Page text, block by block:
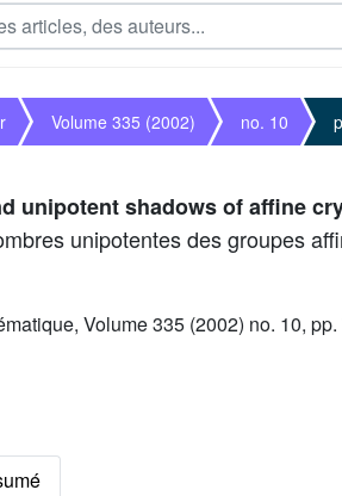
Volume 335 (2002) no. 10
unipotent shadows of affine
unipotentes des groupes
Volume 335 (2002) no. 10,